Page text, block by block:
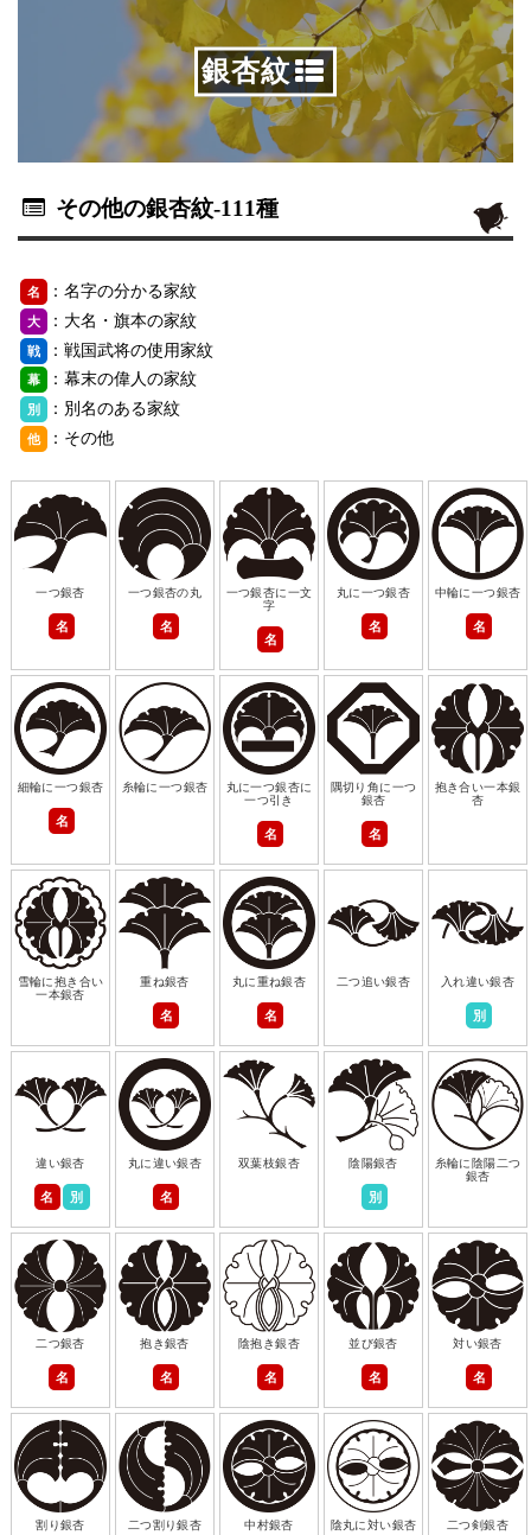
銀杏紋
その他の銀杏紋-111種
名 ：名字の分かる家紋
大 ：大名・旗本の家紋
戦 ：戦国武将の使用家紋
幕 ：幕末の偉人の家紋
別 ：別名のある家紋
他 ：その他
一つ銀杏
名
一つ銀杏の丸
名
一つ銀杏に一文
字
名
丸に一つ銀杏
名
中輪に一つ銀杏
名
細輪に一つ銀杏
名
糸輪に一つ銀杏
丸に一つ銀杏に
一つ引き
名
隅切り角に一つ
銀杏
名
抱き合い一本銀
杏
雪輪に抱き合い
一本銀杏
重ね銀杏
名
丸に重ね銀杏
名
二つ追い銀杏 入れ違い銀杏
別
違い銀杏
名 別
丸に違い銀杏
名
双葉枝銀杏 陰陽銀杏
別
糸輪に陰陽二つ
銀杏
二つ銀杏
名
抱き銀杏
名
陰抱き銀杏
名
並び銀杏
名
対い銀杏
名
割り銀杏 二つ割り銀杏 中村銀杏 陰丸に対い銀杏 二つ剣銀杏